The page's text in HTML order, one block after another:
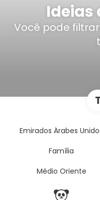
Ideias
Você pode
Emirados Árabes
Família
Médio Oriente